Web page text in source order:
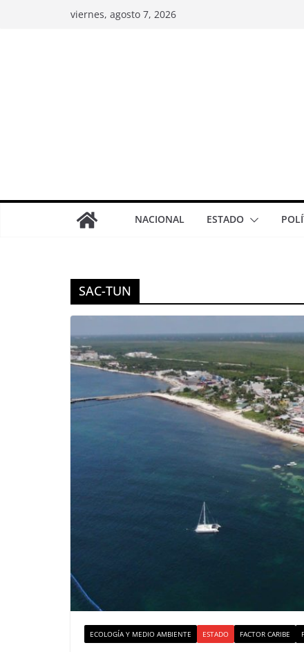
viernes, agosto 7, 2026
NACIONAL ESTADO
SAC-TUN
ECOLOGÍA Y MEDIO AMBIENTE ESTADO FACTOR CARIBE